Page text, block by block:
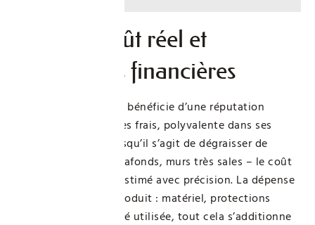
Budget, coût réel et
alternatives financières
La lessive Saint-Marc bénéficie d’une réputation
d’efficacité à moindres frais, polyvalente dans ses
usages. Pourtant, lorsqu’il s’agit de dégraisser de
grandes surfaces – plafonds, murs très sales – le coût
global mérite d’être estimé avec précision. La dépense
ne se limite pas au produit : matériel, protections
personnelles, quantité utilisée, tout cela s’additionne